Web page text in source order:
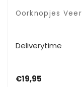
Oorknopjes Veer
Deliverytime
€19,95